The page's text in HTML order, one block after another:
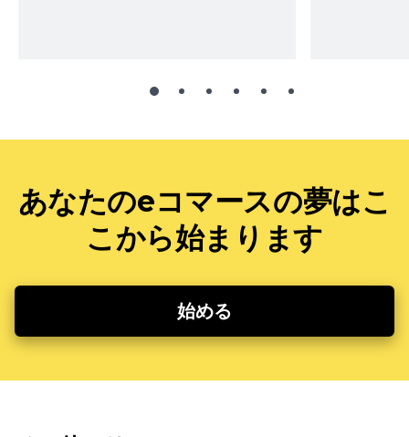
あなたのeコマースの夢はこ
こから始まります
始める